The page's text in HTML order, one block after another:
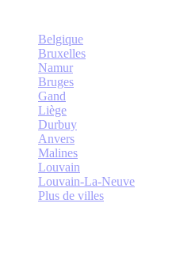
Belgique
Bruxelles
Namur
Bruges
Gand
Liège
Durbuy
Anvers
Malines
Louvain
Louvain-La-Neuve
Plus de villes